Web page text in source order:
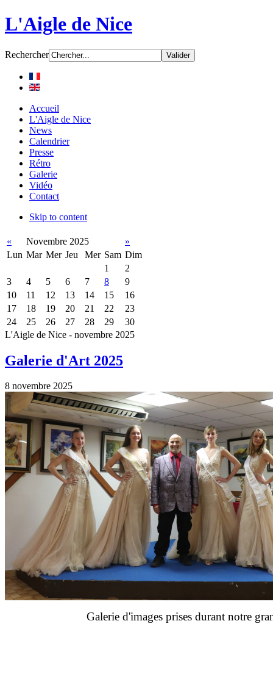
L'Aigle de Nice
Rechercher
Accueil
L'Aigle de Nice
News
Calendrier
Presse
Rétro
Galerie
Vidéo
Contact
Skip to content
« Novembre 2025
»
Lun Mar Mer Jeu Mer Sam Dim
1
2
3
4 5 6 7 8
9
10
11 12 13 14 15
16
17
18 19 20 21 22
23
24
25 26 27 28 29
30
L'Aigle de Nice - novembre 2025
Galerie d'Art 2025
8 novembre 2025
Galerie d'images prises durant notre